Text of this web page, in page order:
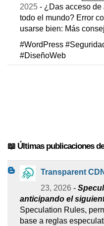
2025 - ¿Das acceso de
todo el mundo? Error
usarse bien: Más
#WordPress
#DiseñoWeb
📖 Últimas publicaciones
Transparent CDN
23, 2026 -
anticipando el
Speculation Rules,
base a reglas